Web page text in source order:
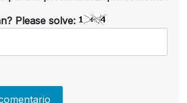
Please solve: